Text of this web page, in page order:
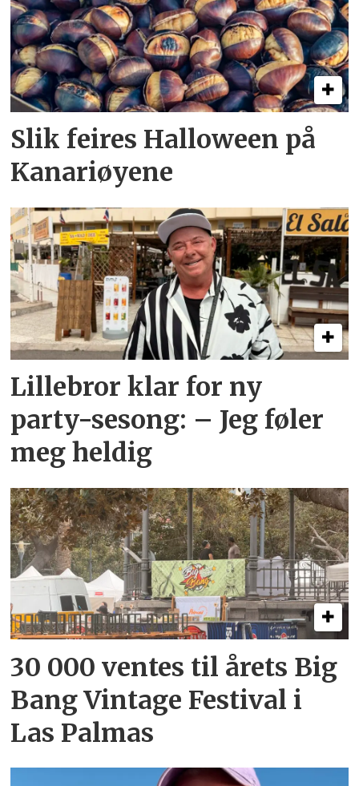
Slik feires Halloween på
Kanariøyene
Lillebror klar for ny
party-sesong: – Jeg føler
meg heldig
30 000 ventes til årets Big
Bang Vintage Festival i
Las Palmas